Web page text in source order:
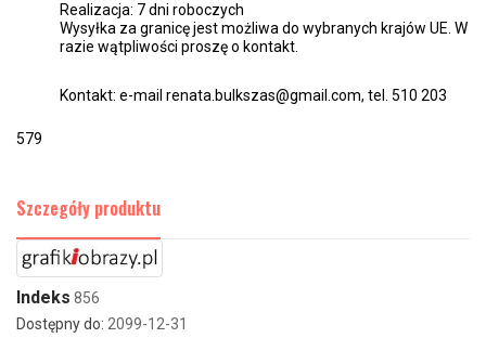
Realizacja: 7 dni roboczych
Wysyłka za granicę jest możliwa do wybranych krajów UE. W
razie wątpliwości proszę o kontakt.
Kontakt: e-mail renata.bulkszas@gmail.com, tel. 510 203
579
Szczegóły produktu
Indeks 856
Dostępny do: 2099-12-31